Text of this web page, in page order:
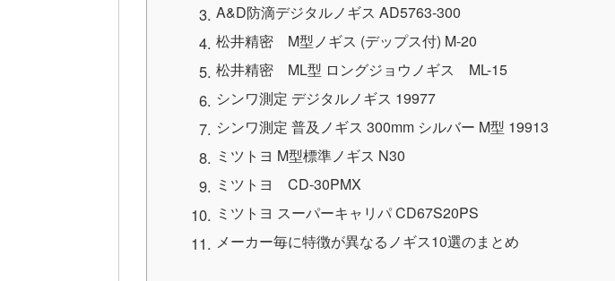
A&D防滴デジタルノギス AD5763-300
松井精密 M型ノギス (デップス付) M-20
松井精密 ML型 ロングジョウノギス ML-15
シンワ測定 デジタルノギス 19977
シンワ測定 普及ノギス 300mm シルバー M型 19913
ミツトヨ M型標準ノギス N30
ミツトヨ CD-30PMX
ミツトヨ スーパーキャリパ CD67S20PS
メーカー毎に特徴が異なるノギス10選のまとめ